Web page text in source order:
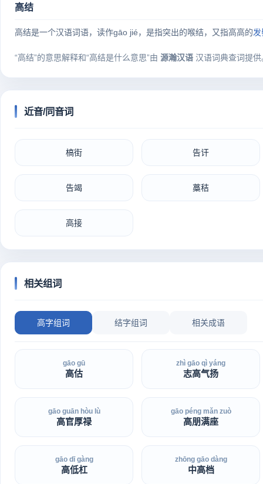
高结
高结是一个汉语词语，读作ɡāo jié，是指突出的喉结，又指高高的
“高结”的意思解释和“高结是什么意思”由 源瀚汉语 汉语词典查词提供
近音/同音词
槁街 告讦
告竭 藁秸
高接
相关组词
高字组词 结字组词 相关成语
gāo gū
高估
zhì gāo qì yáng
志高气扬
gāo guān hòu lù
高官厚禄
gāo péng mǎn zuò
高朋满座
gāo dī gàng
高低杠
zhōng gāo dàng
中高档